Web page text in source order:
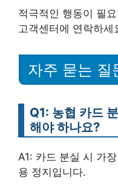
적극적인 행동이 필
고객센터에 연락하세
자주 묻는 질
Q1: 농협 카드
해야 하나요?
A1: 카드 분실 시 가
용 정지입니다.